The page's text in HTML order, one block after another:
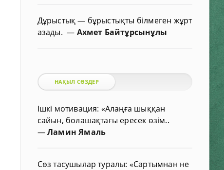
Дұрыстық — бұрыстықты білмеген жұрт
азады.— Ахмет Байтұрсынұлы
НАҚЫЛ СӨЗДЕР
Ішкі мотивация: «Алаңға шыққан
сайын, болашақтағы ересек өзім..
—Ламин Ямаль
Сөз тасушылар туралы: «Сартымнан не